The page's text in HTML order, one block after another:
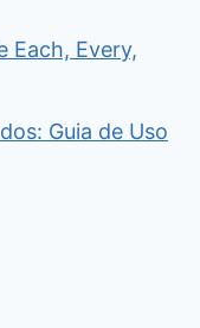
Each, Every,
Guia de Uso